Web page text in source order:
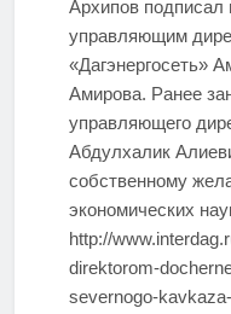
Архипов подписал
управляющим
«Дагэнергосеть»
Амирова. Ранее
управляющего
Абдулхалик
собственному
экономических
http://
direktorom-
severnogo-